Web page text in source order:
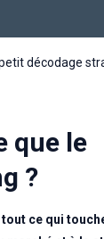
décodage
que le
?
tout ce qui